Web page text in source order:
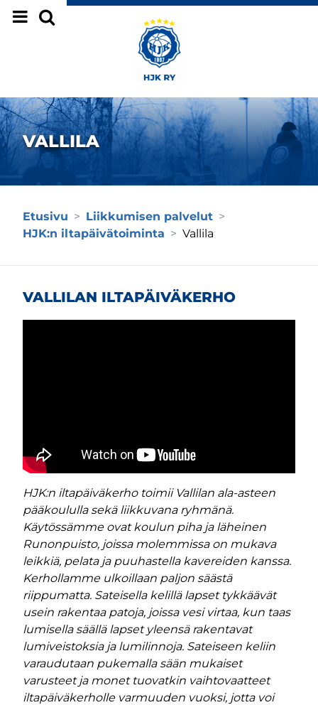
Siirry sivun sisältöön
VALLILA
Etusivu > Liikkumisen palvelut >
HJK:n iltapäivätoiminta > Vallila
VALLILAN ILTAPÄIVÄKERHO
HJK:n iltapäiväkerho toimii Vallilan ala-asteen
pääkoululla sekä liikkuvana ryhmänä.
Käytössämme ovat koulun piha ja läheinen
Runonpuisto, joissa molemmissa on mukava
leikkiä, pelata ja puuhastella kavereiden kanssa.
Kerhollamme ulkoillaan paljon säästä
riippumatta. Sateisella kelillä lapset tykkäävät
usein rakentaa patoja, joissa vesi virtaa, kun taas
lumisella säällä lapset yleensä rakentavat
lumiveistoksia ja lumilinnoja. Sateiseen keliin
varaudutaan pukemalla sään mukaiset
varusteet ja monet tuovatkin vaihtovaatteet
iltapäiväkerholle varmuuden vuoksi, jotta voi